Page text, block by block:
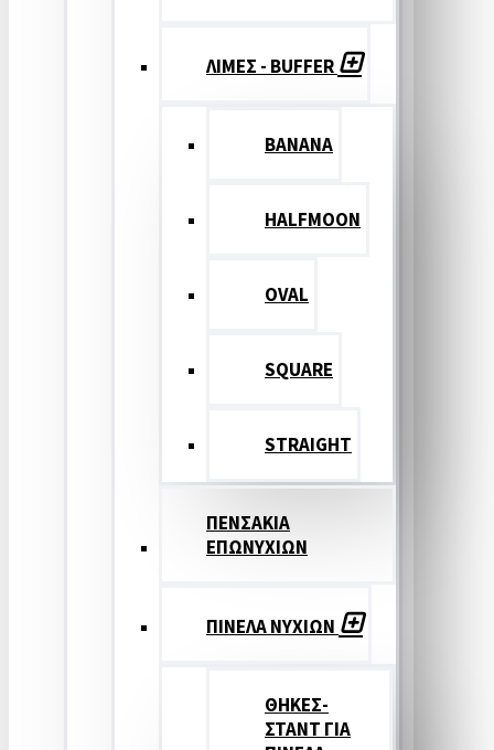
ΛΙΜΕΣ - BUFFER
BANANA
HALFMOON
OVAL
SQUARE
STRAIGHT
ΠΕΝΣΑΚΙΑ
ΕΠΩΝΥΧΙΩΝ
ΠΙΝΕΛΑ ΝΥΧΙΩΝ
ΘΗΚΕΣ-
ΣΤΑΝΤ ΓΙΑ